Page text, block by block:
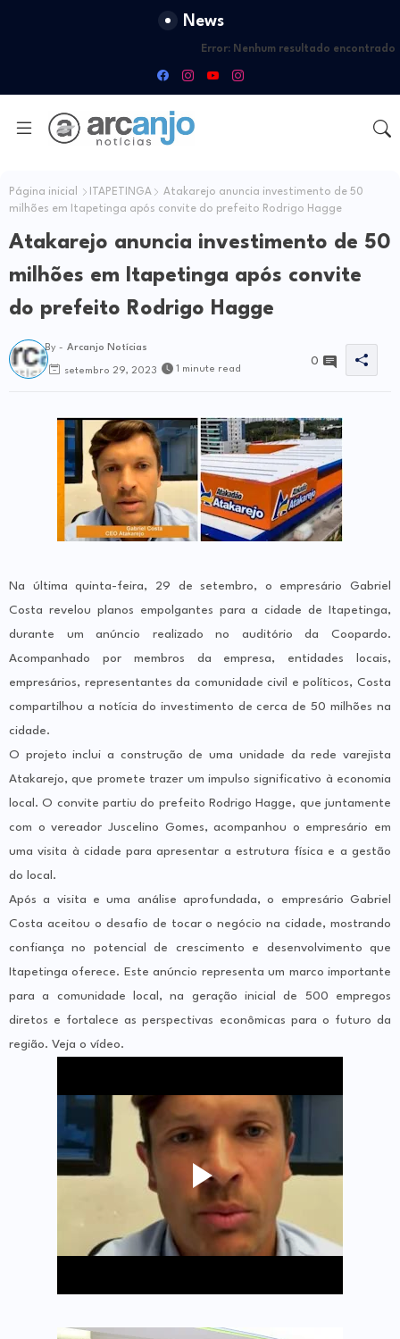
News
Error: Nenhum resultado encontrado
Página inicial ITAPETINGA
Atakarejo anuncia investimento de 50
milhões em Itapetinga após convite do prefeito Rodrigo Hagge
Atakarejo anuncia investimento de 50
milhões em Itapetinga após convite
do prefeito Rodrigo Hagge
By - Arcanjo Notícias
setembro 29, 2023 1 minute read
0
Na última quinta-feira, 29 de setembro, o empresário Gabriel
Costa revelou planos empolgantes para a cidade de Itapetinga,
durante um anúncio realizado no auditório da Coopardo.
Acompanhado por membros da empresa, entidades locais,
empresários, representantes da comunidade civil e políticos, Costa
compartilhou a notícia do investimento de cerca de 50 milhões na
cidade.
O projeto inclui a construção de uma unidade da rede varejista
Atakarejo, que promete trazer um impulso significativo à economia
local. O convite partiu do prefeito Rodrigo Hagge, que juntamente
com o vereador Juscelino Gomes, acompanhou o empresário em
uma visita à cidade para apresentar a estrutura física e a gestão
do local.
Após a visita e uma análise aprofundada, o empresário Gabriel
Costa aceitou o desafio de tocar o negócio na cidade, mostrando
confiança no potencial de crescimento e desenvolvimento que
Itapetinga oferece. Este anúncio representa um marco importante
para a comunidade local, na geração inicial de 500 empregos
diretos e fortalece as perspectivas econômicas para o futuro da
região. Veja o vídeo.